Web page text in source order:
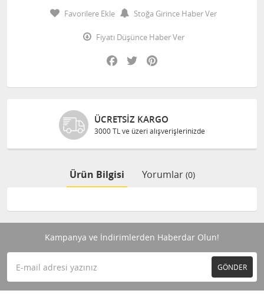
Favorilere Ekle Stoğa Girince Haber Ver
Fiyatı Düşünce Haber Ver
Facebook
Twitter
ÜCRETSIZ KARGO
3000 TL ve üzeri alışverişlerinizde
Ürün Bilgisi Yorumlar (0)
Kampanya ve İndirimlerden Haberdar Olun!
GÖNDER